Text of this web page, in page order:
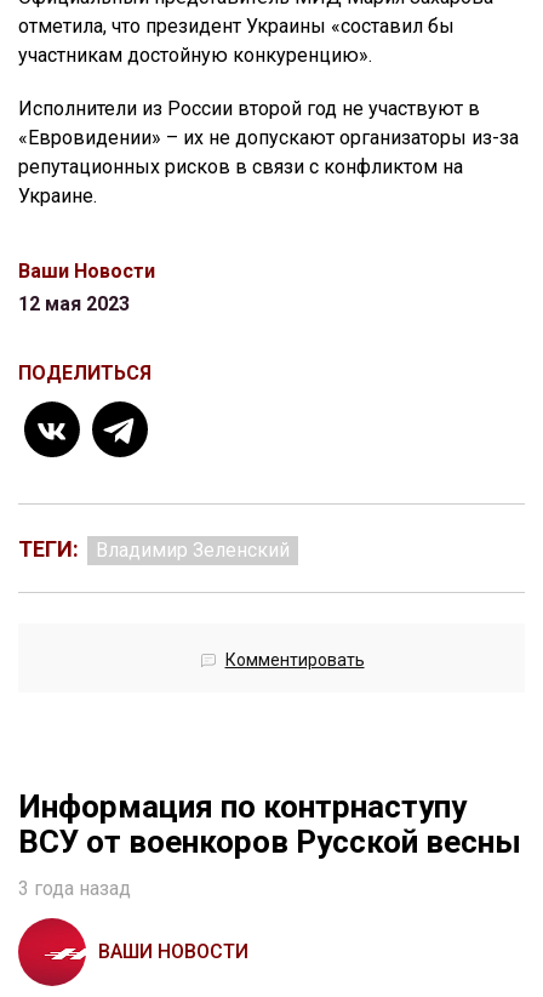
отметила, что президент Украины «составил бы
участникам достойную конкуренцию».
Исполнители из России второй год не участвуют в
«Евровидении» – их не допускают организаторы из-за
репутационных рисков в связи с конфликтом на
Украине.
Ваши Новости
12 мая 2023
ПОДЕЛИТЬСЯ
ТЕГИ: Владимир Зеленский
Комментировать
Информация по контрнаступу
ВСУ от военкоров Русской весны
3 года назад
ВАШИ НОВОСТИ